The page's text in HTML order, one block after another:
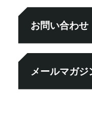
お問い合わせ
メールマガジ